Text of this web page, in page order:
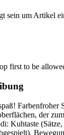
sein um Artikel
first to be
Farbenfroher
der
Kuhtaste